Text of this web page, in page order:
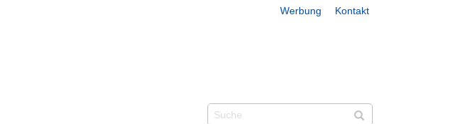
Werbung Kontakt